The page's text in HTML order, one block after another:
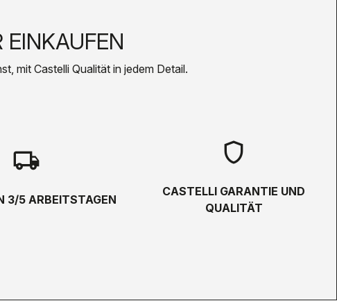
EINKAUFEN
mit Castelli Qualität in jedem Detail.
local_shipping
3/5 ARBEITSTAGEN
shield
CASTELLI GARANTIE UND
QUALITÄT